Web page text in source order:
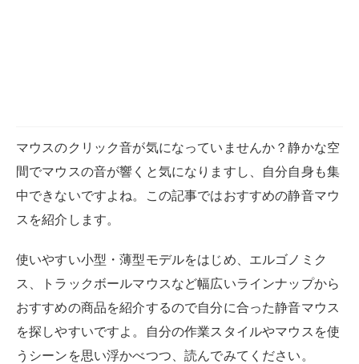
マウスのクリック音が気になっていませんか？静かな空
間でマウスの音が響くと気になりますし、自分自身も集
中できないですよね。この記事ではおすすめの静音マウ
スを紹介します。
使いやすい小型・薄型モデルをはじめ、エルゴノミク
ス、トラックボールマウスなど幅広いラインナップから
おすすめの商品を紹介するので自分に合った静音マウス
を探しやすいですよ。自分の作業スタイルやマウスを使
うシーンを思い浮かべつつ、読んでみてください。